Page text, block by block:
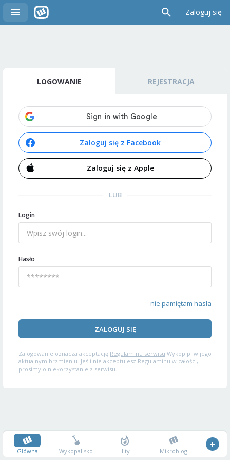
Zaloguj się
LOGOWANIE REJESTRACJA
Zaloguj się z Facebook
Zaloguj się z Apple
LUB
Login
Hasło
nie pamiętam hasła
ZALOGUJ SIĘ
Zalogowanie oznacza akceptację Regulaminu serwisu Wykop.pl w jego
aktualnym brzmieniu. Jeśli nie akceptujesz Regulaminu w całości,
prosimy o niekorzystanie z serwisu.
Główna Wykopalisko Hity Mikroblog